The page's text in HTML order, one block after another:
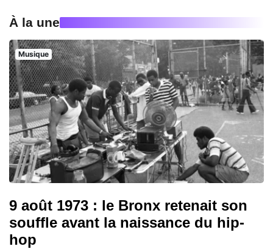
À la une
Musique
9 août 1973 : le Bronx retenait son
souffle avant la naissance du hip-
hop